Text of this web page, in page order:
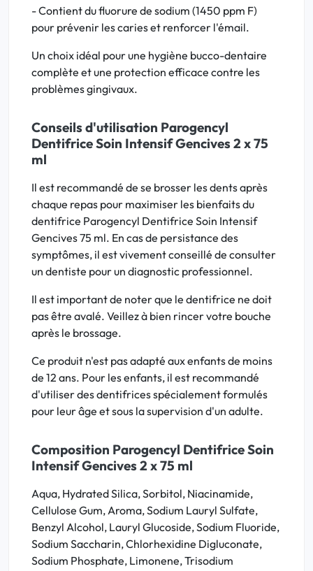
- Contient du fluorure de sodium (1450 ppm F)
pour prévenir les caries et renforcer l'émail.
Un choix idéal pour une hygiène bucco-dentaire
complète et une protection efficace contre les
problèmes gingivaux.
Conseils d'utilisation Parogencyl
Dentifrice Soin Intensif Gencives 2 x 75
ml
Il est recommandé de se brosser les dents après
chaque repas pour maximiser les bienfaits du
dentifrice Parogencyl Dentifrice Soin Intensif
Gencives 75 ml. En cas de persistance des
symptômes, il est vivement conseillé de consulter
un dentiste pour un diagnostic professionnel.
Il est important de noter que le dentifrice ne doit
pas être avalé. Veillez à bien rincer votre bouche
après le brossage.
Ce produit n'est pas adapté aux enfants de moins
de 12 ans. Pour les enfants, il est recommandé
d'utiliser des dentifrices spécialement formulés
pour leur âge et sous la supervision d'un adulte.
Composition Parogencyl Dentifrice Soin
Intensif Gencives 2 x 75 ml
Aqua, Hydrated Silica, Sorbitol, Niacinamide,
Cellulose Gum, Aroma, Sodium Lauryl Sulfate,
Benzyl Alcohol, Lauryl Glucoside, Sodium Fluoride,
Sodium Saccharin, Chlorhexidine Digluconate,
Sodium Phosphate, Limonene, Trisodium